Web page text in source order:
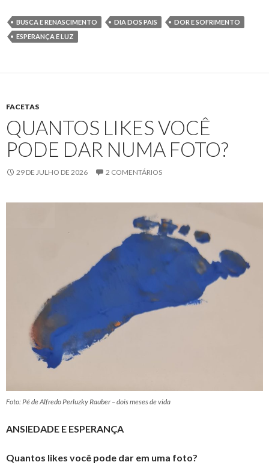
BUSCA E RENASCIMENTO DIA DOS PAIS
DOR E SOFRIMENTO
ESPERANÇA E LUZ
FACETAS
QUANTOS LIKES VOCÊ
PODE DAR NUMA FOTO?
29 DE JULHO DE 2026 2 COMENTÁRIOS
Foto: Pé de Alfredo Perluzky Rauber – dois meses de vida
ANSIEDADE E ESPERANÇA
Quantos likes você pode dar em uma foto?